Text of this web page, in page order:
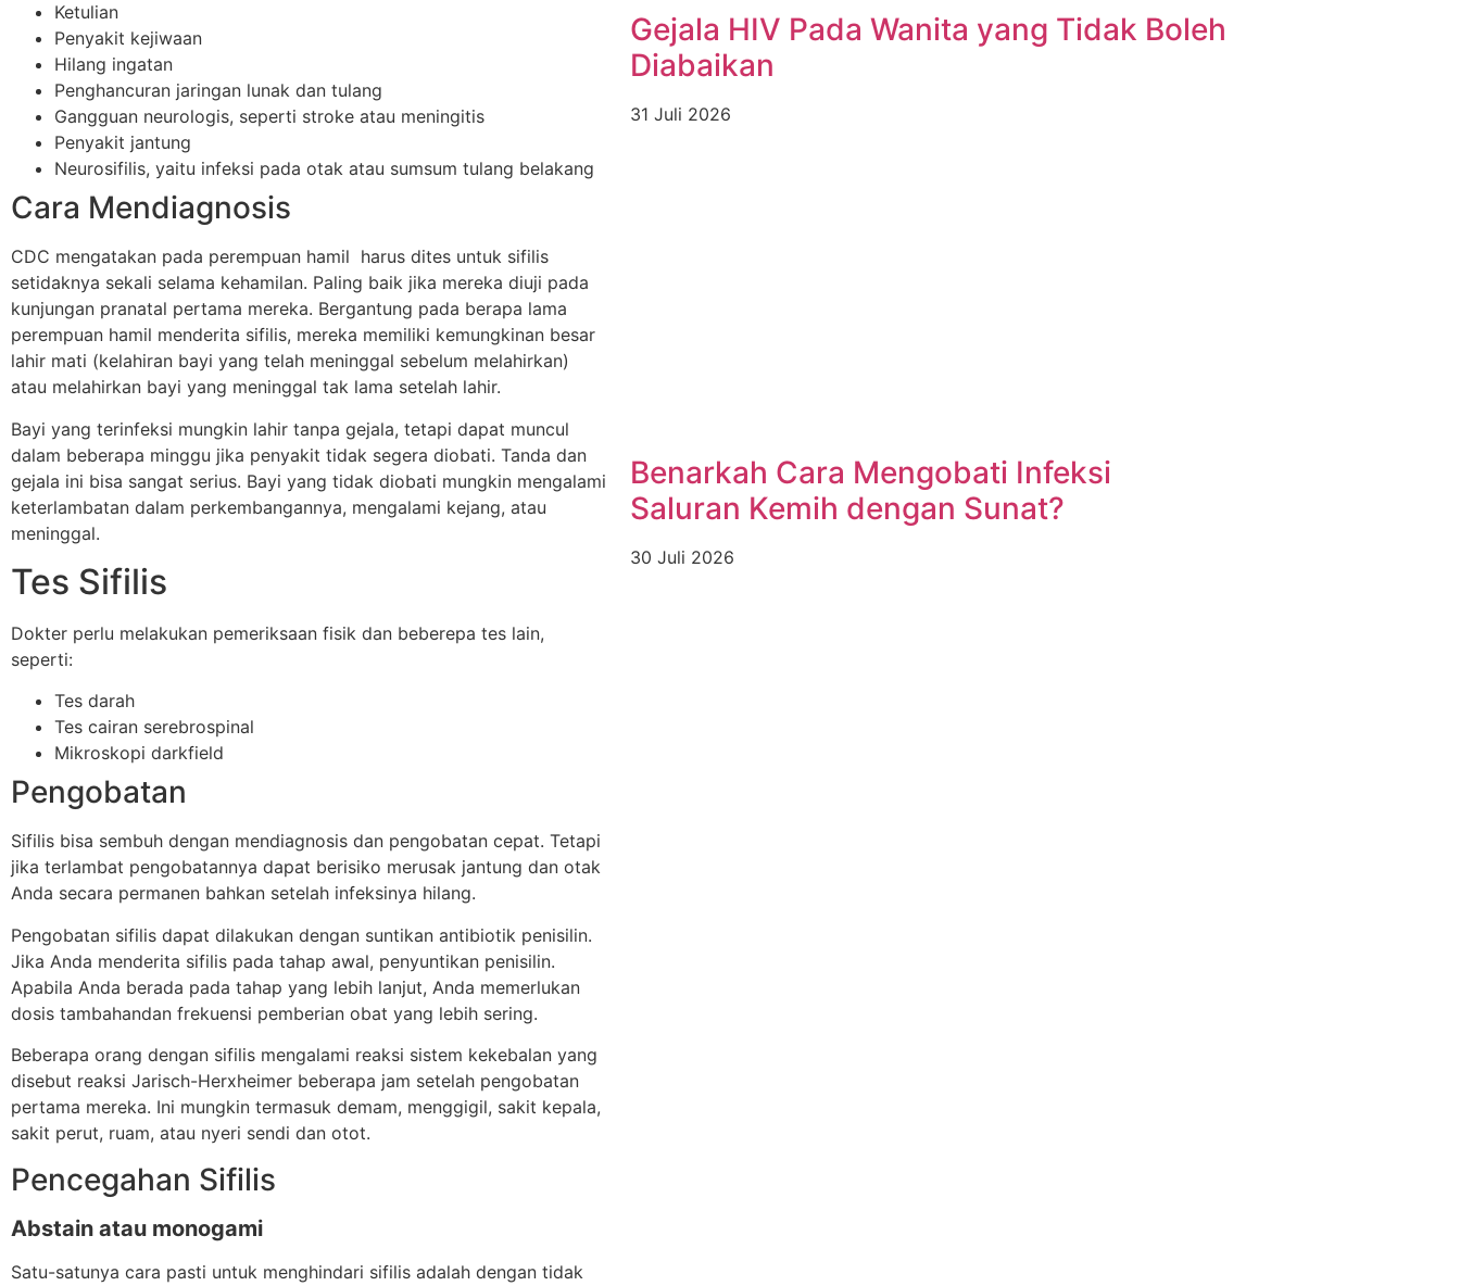
Ketulian
Penyakit kejiwaan
Hilang ingatan
Penghancuran jaringan lunak dan tulang
Gangguan neurologis, seperti stroke atau meningitis
Penyakit jantung
Neurosifilis, yaitu infeksi pada otak atau sumsum tulang belakang
Cara Mendiagnosis
CDC mengatakan pada perempuan hamil harus dites untuk sifilis
setidaknya sekali selama kehamilan. Paling baik jika mereka diuji pada
kunjungan pranatal pertama mereka. Bergantung pada berapa lama
perempuan hamil menderita sifilis, mereka memiliki kemungkinan besar
lahir mati (kelahiran bayi yang telah meninggal sebelum melahirkan)
atau melahirkan bayi yang meninggal tak lama setelah lahir.
Bayi yang terinfeksi mungkin lahir tanpa gejala, tetapi dapat muncul
dalam beberapa minggu jika penyakit tidak segera diobati. Tanda dan
gejala ini bisa sangat serius. Bayi yang tidak diobati mungkin mengalami
keterlambatan dalam perkembangannya, mengalami kejang, atau
meninggal.
Tes Sifilis
Dokter perlu melakukan pemeriksaan fisik dan beberepa tes lain,
seperti:
Tes darah
Tes cairan serebrospinal
Mikroskopi darkfield
Pengobatan
Sifilis bisa sembuh dengan mendiagnosis dan pengobatan cepat. Tetapi
jika terlambat pengobatannya dapat berisiko merusak jantung dan otak
Anda secara permanen bahkan setelah infeksinya hilang.
Pengobatan sifilis dapat dilakukan dengan suntikan antibiotik penisilin.
Jika Anda menderita sifilis pada tahap awal, penyuntikan penisilin.
Apabila Anda berada pada tahap yang lebih lanjut, Anda memerlukan
dosis tambahandan frekuensi pemberian obat yang lebih sering.
Beberapa orang dengan sifilis mengalami reaksi sistem kekebalan yang
disebut reaksi Jarisch-Herxheimer beberapa jam setelah pengobatan
pertama mereka. Ini mungkin termasuk demam, menggigil, sakit kepala,
sakit perut, ruam, atau nyeri sendi dan otot.
Pencegahan Sifilis
Abstain atau monogami
Satu-satunya cara pasti untuk menghindari sifilis adalah dengan tidak
Gejala HIV Pada Wanita yang Tidak Boleh
Diabaikan
31 Juli 2026
Benarkah Cara Mengobati Infeksi
Saluran Kemih dengan Sunat?
30 Juli 2026